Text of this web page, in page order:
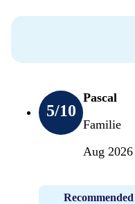
5/10
Pascal
Familie
Aug 2026
Recommended